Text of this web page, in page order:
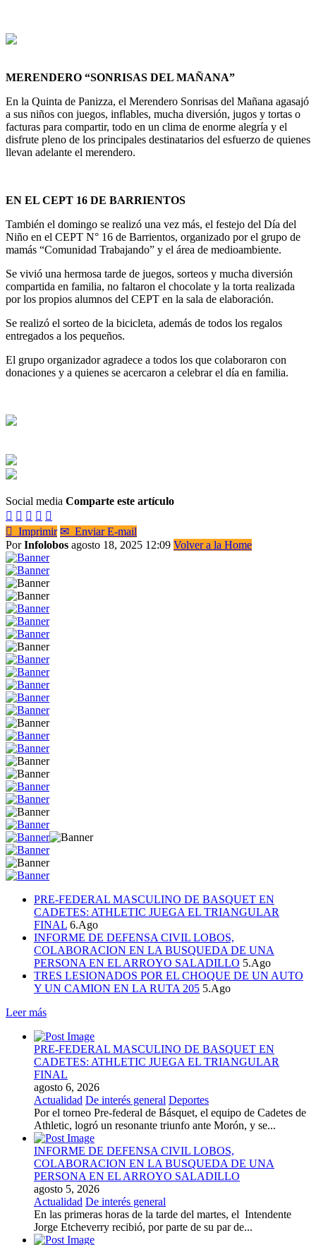
MERENDERO “SONRISAS DEL MAÑANA”
En la Quinta de Panizza, el Merendero Sonrisas del Mañana agasajó
a sus niños con juegos, inflables, mucha diversión, jugos y tortas o
facturas para compartir, todo en un clima de enorme alegría y el
disfrute pleno de los principales destinatarios del esfuerzo de quienes
llevan adelante el merendero.
EN EL CEPT 16 DE BARRIENTOS
También el domingo se realizó una vez más, el festejo del Día del
Niño en el CEPT N° 16 de Barrientos, organizado por el grupo de
mamás “Comunidad Trabajando” y el área de medioambiente.
Se vivió una hermosa tarde de juegos, sorteos y mucha diversión
compartida en familia, no faltaron el chocolate y la torta realizada
por los propios alumnos del CEPT en la sala de elaboración.
Se realizó el sorteo de la bicicleta, además de todos los regalos
entregados a los pequeños.
El grupo organizador agradece a todos los que colaboraron con
donaciones y a quienes se acercaron a celebrar el día en familia.
Social media Comparte este artículo
    
 Imprimir ✉ Enviar E-mail
PorInfolobos agosto 18, 2025 12:09 Volver a la Home
PRE-FEDERAL MASCULINO DE BASQUET EN
CADETES: ATHLETIC JUEGA EL TRIANGULAR
FINAL 6.Ago
INFORME DE DEFENSA CIVIL LOBOS,
COLABORACION EN LA BUSQUEDA DE UNA
PERSONA EN EL ARROYO SALADILLO 5.Ago
TRES LESIONADOS POR EL CHOQUE DE UN AUTO
Y UN CAMION EN LA RUTA 205 5.Ago
Leer más
PRE-FEDERAL MASCULINO DE BASQUET EN
CADETES: ATHLETIC JUEGA EL TRIANGULAR
FINAL
agosto 6, 2026
Actualidad De interés general Deportes
Por el torneo Pre-federal de Básquet, el equipo de Cadetes de
Athletic, logró un resonante triunfo ante Morón, y se...
INFORME DE DEFENSA CIVIL LOBOS,
COLABORACION EN LA BUSQUEDA DE UNA
PERSONA EN EL ARROYO SALADILLO
agosto 5, 2026
Actualidad De interés general
En las primeras horas de la tarde del martes, el Intendente
Jorge Etcheverry recibió, por parte de su par de...